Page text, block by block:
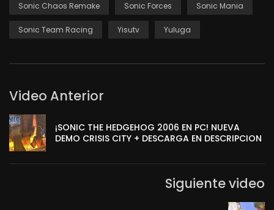
Sonic Chaos Remake Sonic Forces Sonic Mania
Sonic Team Racing Yisutv Yuluga
Video Anterior
¡SONIC THE HEDGEHOG 2006 EN PC! NUEVA
DEMO CRISIS CITY + DESCARGA EN DESCRIPCION
Siguiente video